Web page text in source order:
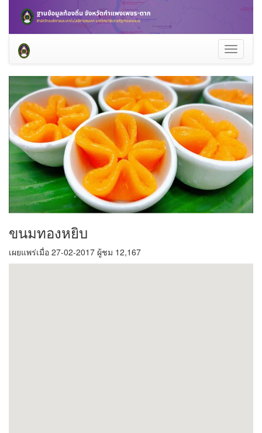
Toggle
ขนมทองหยิบ
เผยแพร่เมื่อ 27-02-2017 ผู้ชม 12,167